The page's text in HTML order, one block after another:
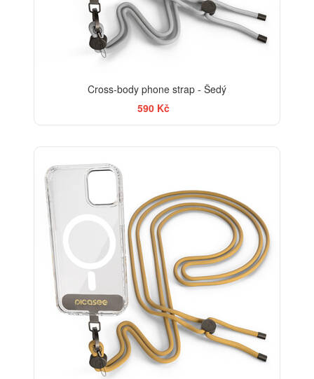
Cross-body phone strap - Šedý
590 Kč